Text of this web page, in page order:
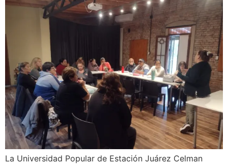
La Universidad Popular de Estación Juárez Celman